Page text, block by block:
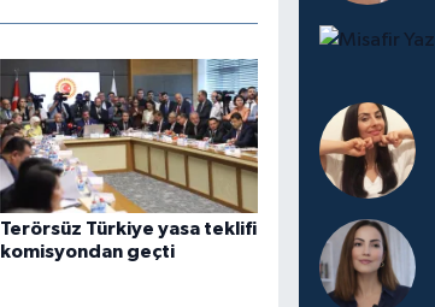
Terörsüz Türkiye yasa teklifi
komisyondan geçti